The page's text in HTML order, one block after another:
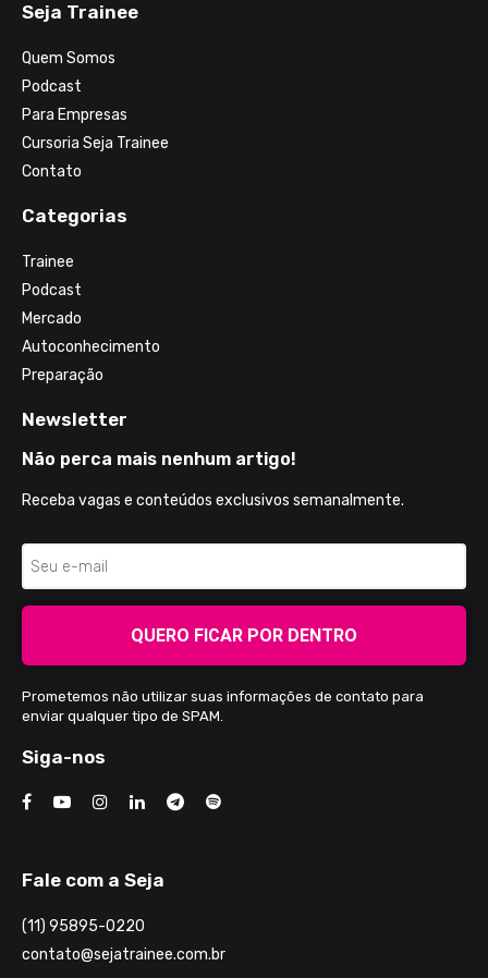
Seja Trainee
Quem Somos
Podcast
Para Empresas
Cursoria Seja Trainee
Contato
Categorias
Trainee
Podcast
Mercado
Autoconhecimento
Preparação
Newsletter
Não perca mais nenhum artigo!
Receba vagas e conteúdos exclusivos semanalmente.
QUERO FICAR POR DENTRO
Prometemos não utilizar suas informações de contato para
enviar qualquer tipo de SPAM.
Siga-nos
Fale com a Seja
(11) 95895-0220
contato@sejatrainee.com.br